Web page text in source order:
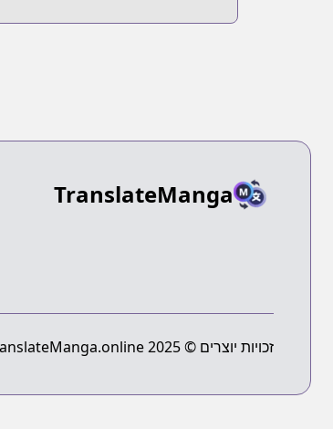
TranslateManga
זכויות יוצרים © 2025 TranslateManga.online - המתרגם המוחלט של מנגה - כל הזכויות שמורות.